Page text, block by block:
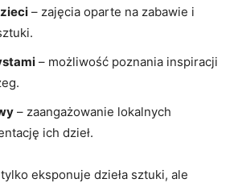
– zajęcia oparte na zabawie i
– możliwość poznania⁤ inspiracji
– zaangażowanie lokalnych
ich dzieł.
eksponuje dzieła sztuki, ale